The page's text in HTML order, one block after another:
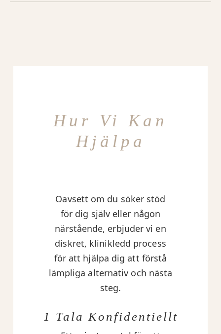
Hur Vi Kan
Hjälpa
Oavsett om du söker stöd
för dig själv eller någon
närstående, erbjuder vi en
diskret, klinikledd process
för att hjälpa dig att förstå
lämpliga alternativ och nästa
steg.
1 Tala Konfidentiellt